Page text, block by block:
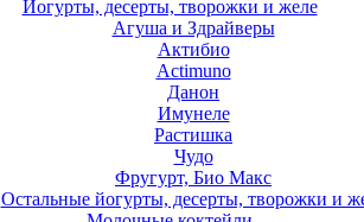
Йогурты, десерты, творожки и желе
Агуша и Здрайверы
Актибио
Actimuno
Данон
Имунеле
Растишка
Чудо
Фругурт, Био Макс
Остальные йогурты, десерты, творожки и